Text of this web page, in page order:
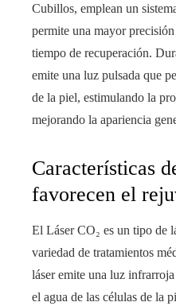
Cubillos, emplean un
permite una mayor
tiempo de recuperación.
emite una luz pulsada que
de la piel, estimulando la
mejorando la apariencia
Características
favorecen el
El Láser CO₂ es un tipo de
variedad de tratamientos
láser emite una luz
el agua de las células de la